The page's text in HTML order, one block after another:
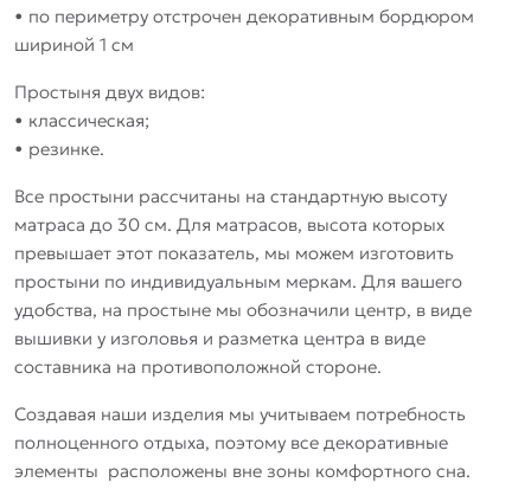
• по периметру отстрочен декоративным бордюром
шириной 1 см
Простыня двух видов:
• классическая;
• резинке.
Все простыни рассчитаны на стандартную высоту
матраса до 30 см. Для матрасов, высота которых
превышает этот показатель, мы можем изготовить
простыни по индивидуальным меркам. Для вашего
удобства, на простыне мы обозначили центр, в виде
вышивки у изголовья и разметка центра в виде
составника на противоположной стороне.
Создавая наши изделия мы учитываем потребность
полноценного отдыха, поэтому все декоративные
элементы расположены вне зоны комфортного сна.